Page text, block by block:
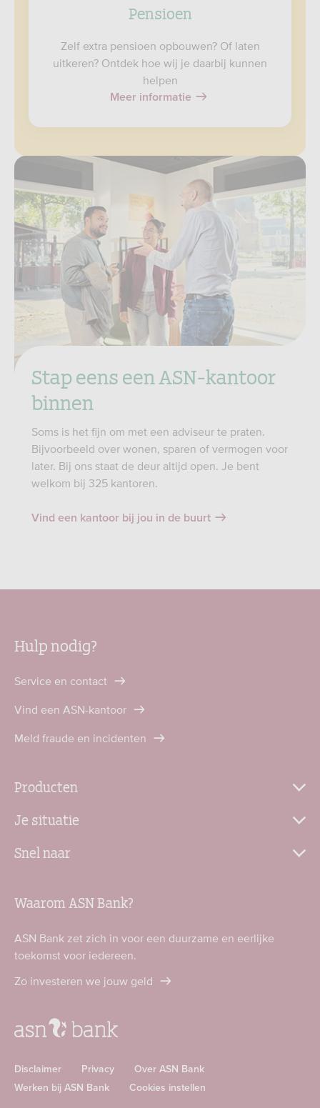
Pensioen
Zelf extra pensioen opbouwen? Of laten
uitkeren? Ontdek hoe wij je daarbij kunnen
helpen
Meer informatie
Stap eens een ASN-kantoor
binnen
Soms is het fijn om met een adviseur te praten.
Bijvoorbeeld over wonen, sparen of vermogen voor
later. Bij ons staat de deur altijd open. Je bent
welkom bij 325 kantoren.
Vind een kantoor bij jou in de buurt
Hulp nodig?
Service en contact
Vind een ASN-kantoor
Meld fraude en incidenten
Producten
Je situatie
Snel naar
Waarom ASN Bank?
ASN Bank zet zich in voor een duurzame en eerlijke
toekomst voor iedereen.
Zo investeren we jouw geld
Disclaimer Privacy
Over ASN Bank
Werken bij ASN Bank
Cookies instellen